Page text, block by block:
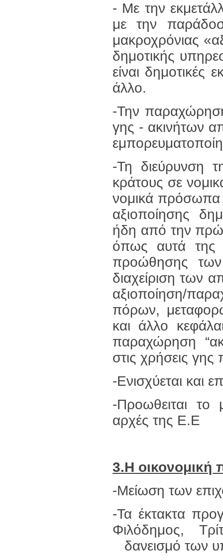
- Με την
με την
μακροχρόνιας
δημοτικής
είναι δημοτικές
άλλο.
-Την
γης - ακινήτων
-Τη διεύρυνση
κράτους σε
νομικά πρόσωπα
αξιοποίησης
ήδη από την
όπως αυτά της
προώθησης
διαχείριση των
αξιοποίηση/
πόρων,
και άλλο
παραχώρηση
στις χρήσεις γης
-Ενισχύεται και
-Προωθειται το
αρχές της Ε.Ε
3.Η οικονομική
-Μείωση των
-Τα έκτακτα
Φιλόδημος,
δανεισμό των